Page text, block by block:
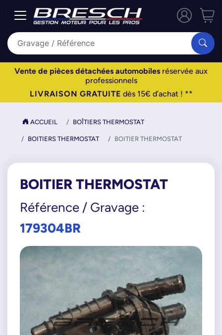
Vente de pièces détachées automobiles réservée aux
professionnels
LIVRAISON GRATUITE dès 15€ d’achat ! **
ACCUEIL BOÎTIERS THERMOSTAT
BOITIERS THERMOSTAT BOITIER THERMOSTAT
BOITIER THERMOSTAT
Référence / Gravage :
179304BR